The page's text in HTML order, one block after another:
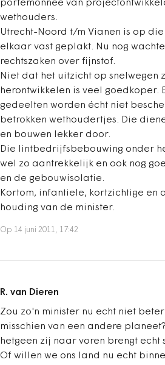
portemonnee van
wethouders.
Utrecht-Noord t/m Vianen is op
elkaar vast geplakt. Nu nog
rechtszaken over fijnstof.
Niet dat het uitzicht op snelwegen
herontwikkelen is veel goedkoper.
gedeelten worden écht niet
betrokken wethoudertjes. Die
en bouwen lekker door.
Die lintbedrijfsbebouwing onder
wel zo aantrekkelijk en ook nog
en de gebouwisolatie.
Kortom, infantiele, kortzichtige en
houding van de minister.
Op 14 juni 2011, 17:42
R. van Dieren
Zou zo'n minister nu echt niet
misschien van een andere
hetgeen zij naar voren brengt echt
Of willen we ons land nu echt